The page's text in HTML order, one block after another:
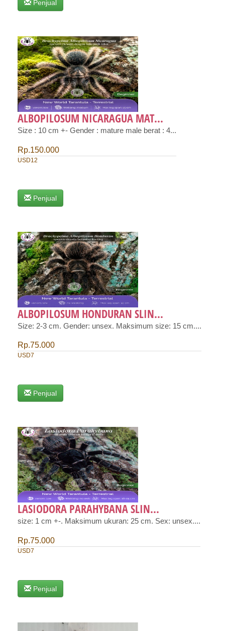
Penjual
ALBOPILOSUM NICARAGUA MAT...
Size : 10 cm +- Gender : mature male berat : 4...
Rp.150.000
USD12
Penjual
ALBOPILOSUM HONDURAN SLIN...
Size: 2-3 cm. Gender: unsex. Maksimum size: 15 cm....
Rp.75.000
USD7
Penjual
LASIODORA PARAHYBANA SLIN...
size: 1 cm +-. Maksimum ukuran: 25 cm. Sex: unsex....
Rp.75.000
USD7
Penjual